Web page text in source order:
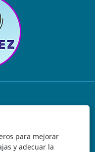
para mejorar
y adecuar la